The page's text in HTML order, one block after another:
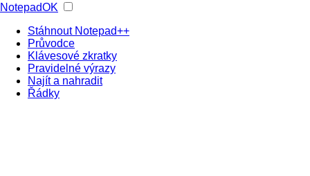
NotepadOK
Stáhnout Notepad++
Průvodce
Klávesové zkratky
Pravidelné výrazy
Najít a nahradit
Řádky